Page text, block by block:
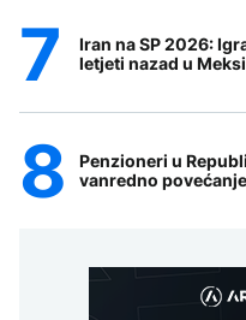
Iran na SP 2026:
letjeti nazad u
Penzioneri u
vanredno